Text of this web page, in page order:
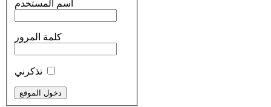
أسم المستخدم
كلمة المرور